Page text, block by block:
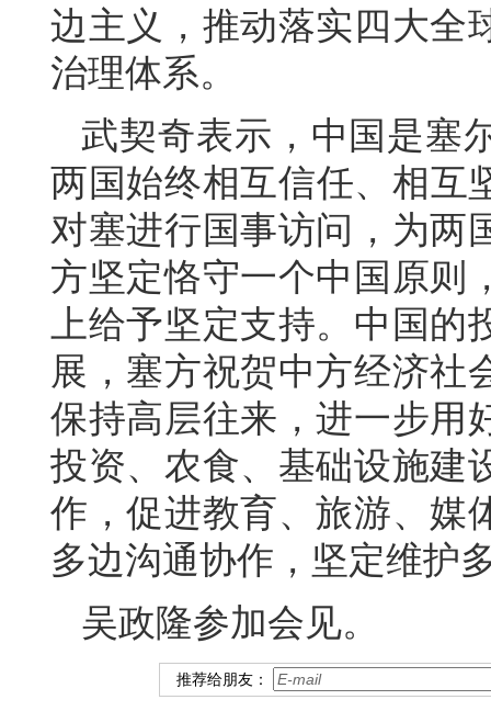
边主义，推动落实四大全
治理体系。
武契奇表示，中国是塞
两国始终相互信任、相互
对塞进行国事访问，为两
方坚定恪守一个中国原则
上给予坚定支持。中国
展，塞方祝贺中方经济社
保持高层往来，进一步用
投资、农食、基础设施建
作，促进教育、旅游、媒
多边沟通协作，坚定维护
吴政隆参加会见。
推荐给朋友：